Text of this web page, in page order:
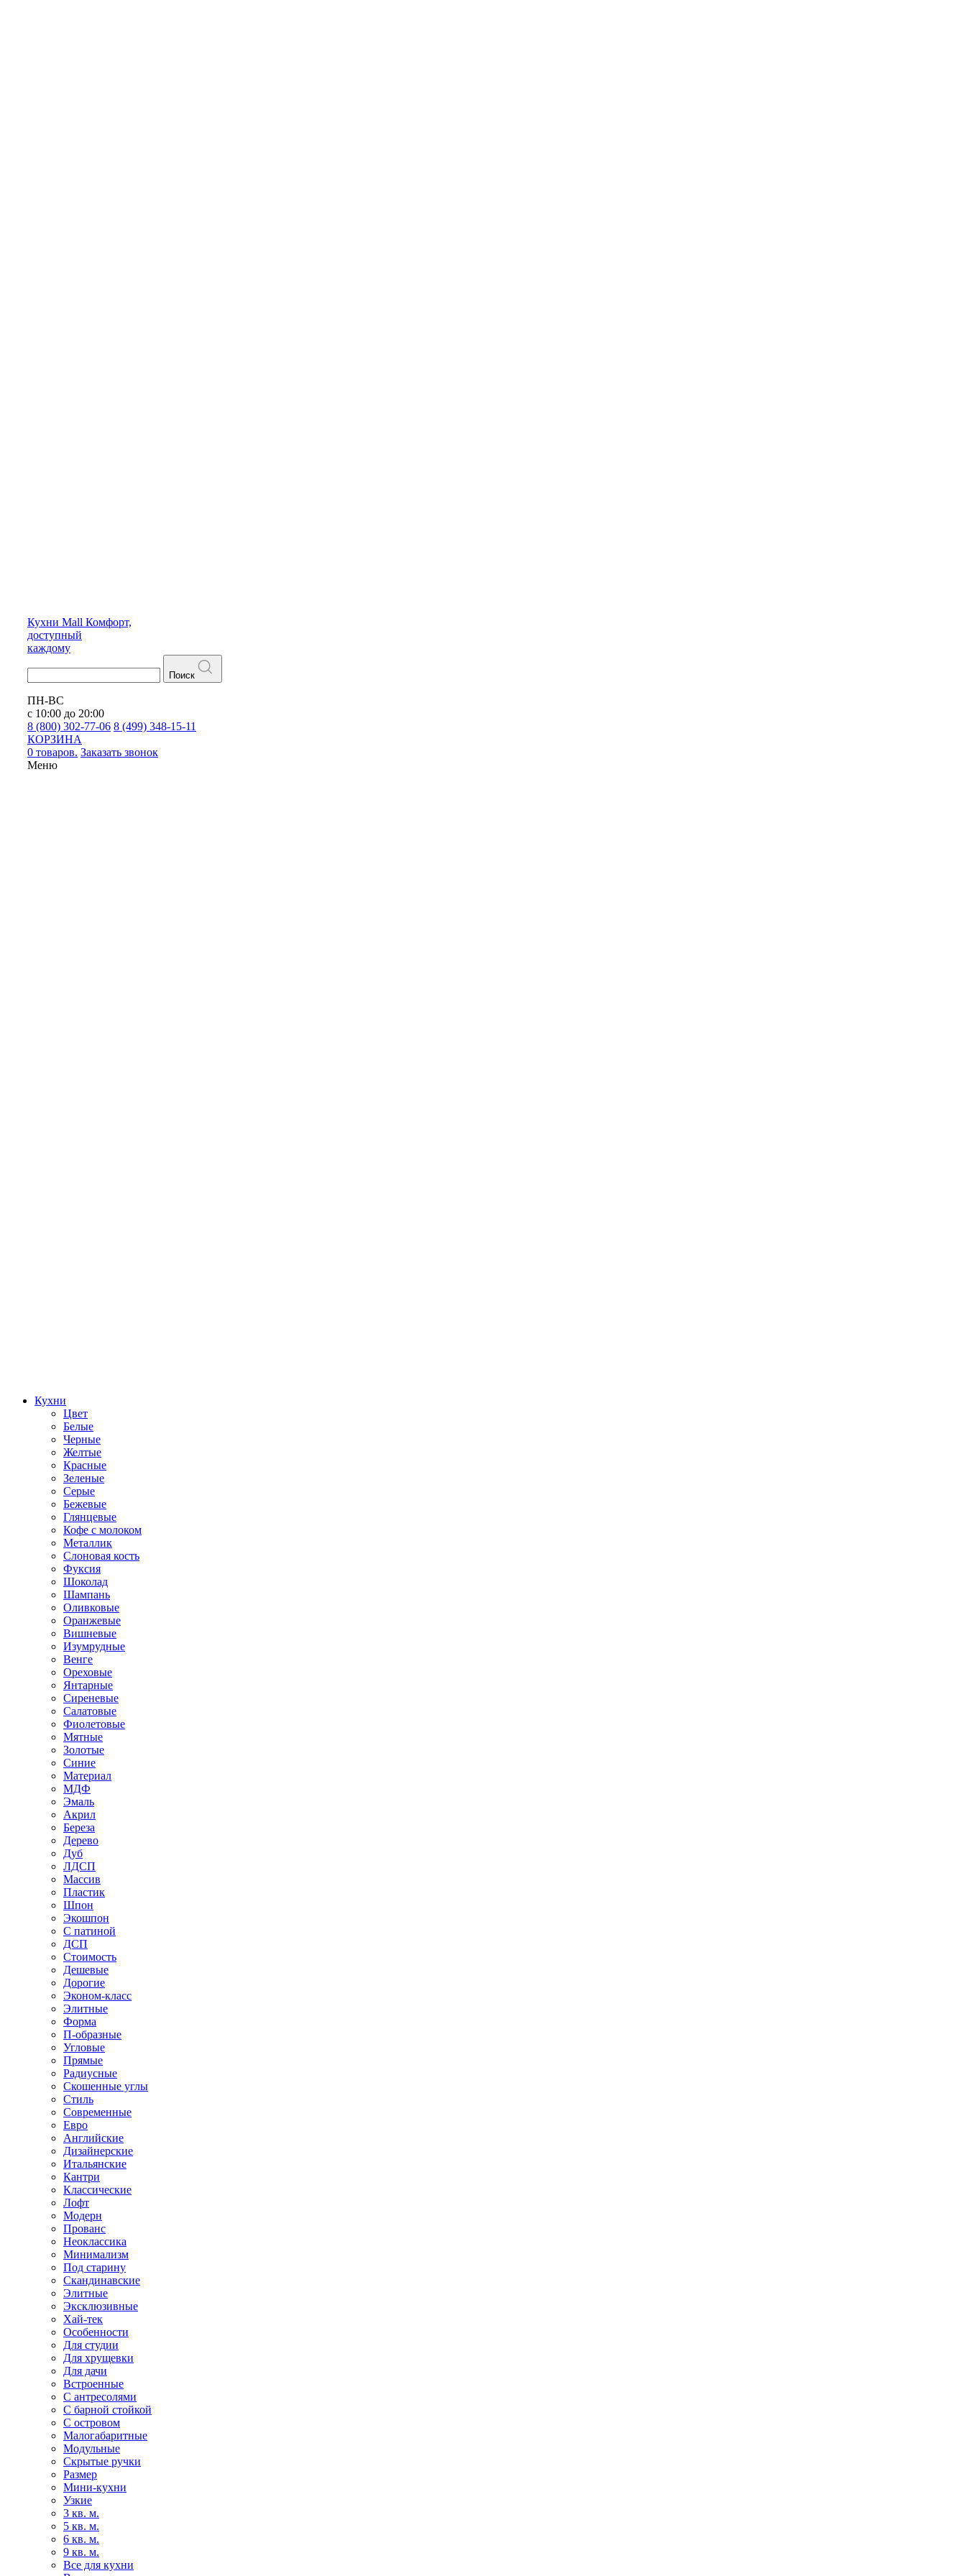
Кухни Mall Комфорт,
доступный
каждому
Поиск
ПН-ВС
с 10:00 до 20:00
8 (800) 302-77-06 8 (499) 348-15-11
КОРЗИНА
0 товаров. Заказать звонок
Меню
Кухни
Цвет
Белые
Черные
Желтые
Красные
Зеленые
Серые
Бежевые
Глянцевые
Кофе с молоком
Металлик
Слоновая кость
Фуксия
Шоколад
Шампань
Оливковые
Оранжевые
Вишневые
Изумрудные
Венге
Ореховые
Янтарные
Сиреневые
Салатовые
Фиолетовые
Мятные
Золотые
Синие
Материал
МДФ
Эмаль
Акрил
Береза
Дерево
Дуб
ЛДСП
Массив
Пластик
Шпон
Экошпон
С патиной
ДСП
Стоимость
Дешевые
Дорогие
Эконом-класс
Элитные
Форма
П-образные
Угловые
Прямые
Радиусные
Скошенные углы
Стиль
Современные
Евро
Английские
Дизайнерские
Итальянские
Кантри
Классические
Лофт
Модерн
Прованс
Неоклассика
Минимализм
Под старину
Скандинавские
Элитные
Эксклюзивные
Хай-тек
Особенности
Для студии
Для хрущевки
Для дачи
Встроенные
С антресолями
С барной стойкой
С островом
Малогабаритные
Модульные
Скрытые ручки
Размер
Мини-кухни
Узкие
3 кв. м.
5 кв. м.
6 кв. м.
9 кв. м.
Все для кухни